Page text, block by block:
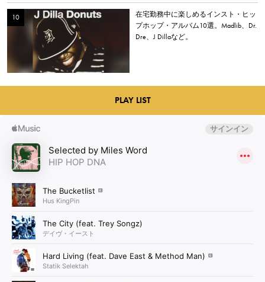
在宅勤務中に楽しめるインスト・ヒッ
プホップ・アルバム10選。Madlib、Dr.
Dre、J Dillaなど。
PLAY LIST